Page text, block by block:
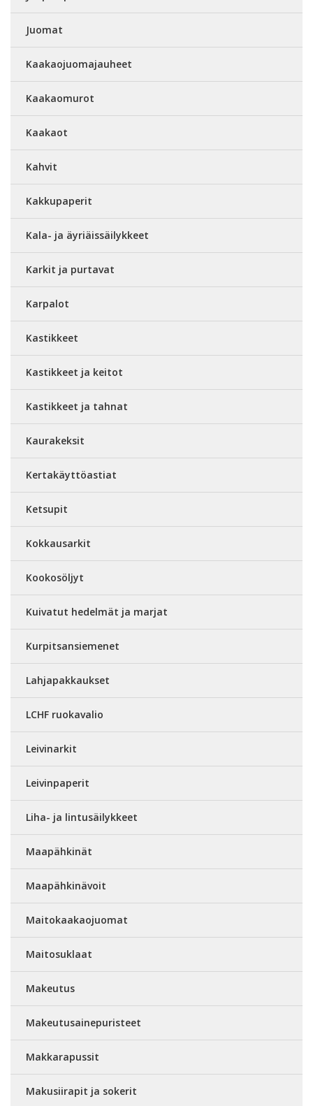
Juomat
Kaakaojuomajauheet
Kaakaomurot
Kaakaot
Kahvit
Kakkupaperit
Kala- ja äyriäissäilykkeet
Karkit ja purtavat
Karpalot
Kastikkeet
Kastikkeet ja keitot
Kastikkeet ja tahnat
Kaurakeksit
Kertakäyttöastiat
Ketsupit
Kokkausarkit
Kookosöljyt
Kuivatut hedelmät ja marjat
Kurpitsansiemenet
Lahjapakkaukset
LCHF ruokavalio
Leivinarkit
Leivinpaperit
Liha- ja lintusäilykkeet
Maapähkinät
Maapähkinävoit
Maitokaakaojuomat
Maitosuklaat
Makeutus
Makeutusainepuristeet
Makkarapussit
Makusiirapit ja sokerit